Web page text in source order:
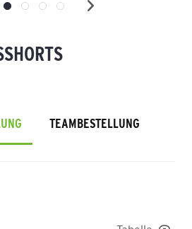
TEAMBESTELLUNG